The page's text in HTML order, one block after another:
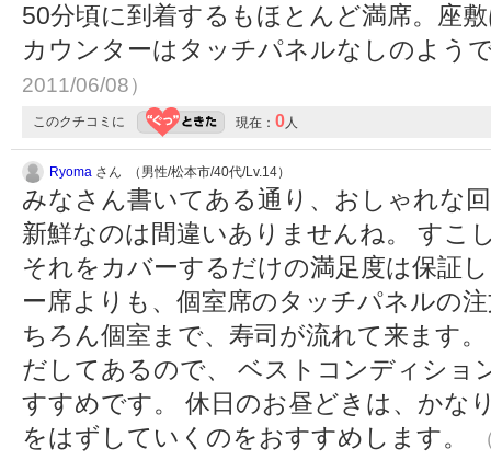
50分頃に到着するもほとんど満席。座
カウンターはタッチパネルなしのよう
2011/06/08）
このクチコミに 現在： 0人
Ryoma さん （男性/松本市/40代/Lv.14）
みなさん書いてある通り、おしゃれな
新鮮なのは間違いありませんね。 すこ
それをカバーするだけの満足度は保証
ー席よりも、個室席のタッチパネルの
ちろん個室まで、寿司が流れて来ます
だしてあるので、 ベストコンディショ
すすめです。 休日のお昼どきは、かな
をはずしていくのをおすすめします。